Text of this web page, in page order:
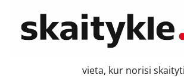
content
vieta, kur norisi skaityti